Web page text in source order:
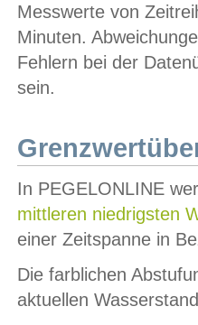
Messwerte von
Minuten.
Fehlern bei der
sein.
In PEGELONLINE
mittleren niedrigsten
einer Zeitspanne in
Die farblichen
aktuellen